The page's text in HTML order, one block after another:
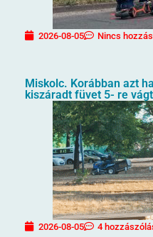
2026-08-05 Nincs
Miskolc. Korábban azt
kiszáradt füvet 5- re
2026-08-05 4